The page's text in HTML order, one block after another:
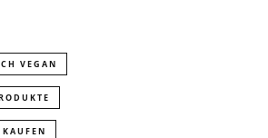
VEGAN